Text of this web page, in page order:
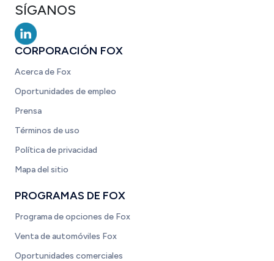
SÍGANOS
CORPORACIÓN FOX
Acerca de Fox
Oportunidades de empleo
Prensa
Términos de uso
Política de privacidad
Mapa del sitio
PROGRAMAS DE FOX
Programa de opciones de Fox
Venta de automóviles Fox
Oportunidades comerciales